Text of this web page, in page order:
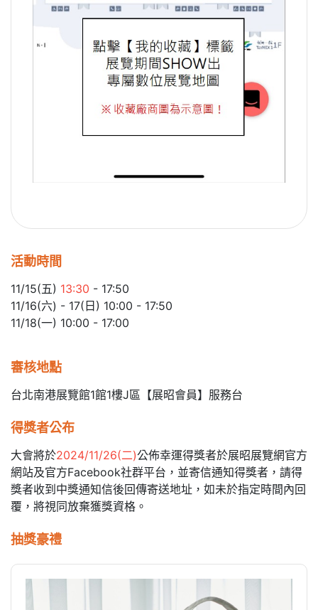
活動時間
11/15(五) 13:30 - 17:50
11/16(六) - 17(日) 10:00 - 17:50
11/18(一) 10:00 - 17:00
審核地點
台北南港展覽館1館1樓J區【展昭會員】服務台
得獎者公布
大會將於2024/11/26(二)公佈幸運得獎者於展昭展覽網官方
網站及官方Facebook社群平台，並寄信通知得獎者，請得
獎者收到中獎通知信後回傳寄送地址，如未於指定時間內回
覆，將視同放棄獲獎資格。
抽獎豪禮